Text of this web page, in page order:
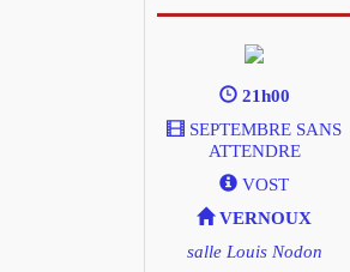
21h00
SEPTEMBRE SANS
ATTENDRE
VOST
VERNOUX
salle Louis Nodon